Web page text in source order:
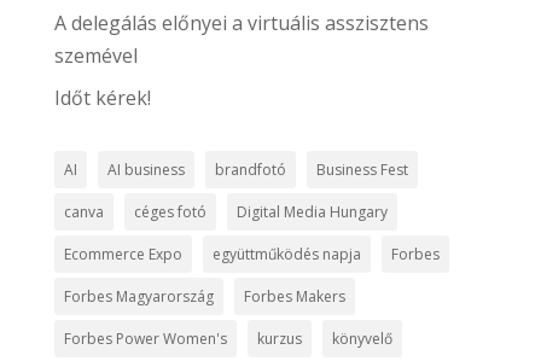
A delegálás előnyei a virtuális asszisztens
szemével
Időt kérek!
AI AI business brandfotó Business Fest
canva céges fotó Digital Media Hungary
Ecommerce Expo együttműködés napja Forbes
Forbes Magyarország Forbes Makers
Forbes Power Women's kurzus könyvelő